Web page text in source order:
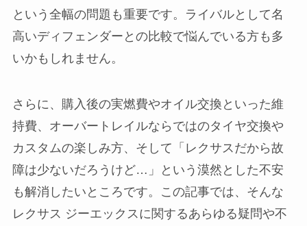
という全幅の問題も重要です。ライバルとして名
高いディフェンダーとの比較で悩んでいる方も多
いかもしれません。
さらに、購入後の実燃費やオイル交換といった維
持費、オーバートレイルならではのタイヤ交換や
カスタムの楽しみ方、そして「レクサスだから故
障は少ないだろうけど…」という漠然とした不安
も解消したいところです。この記事では、そんな
レクサス ジーエックスに関するあらゆる疑問や不